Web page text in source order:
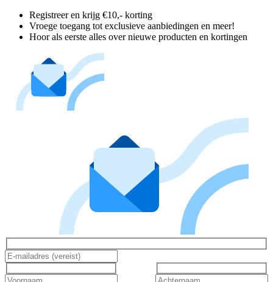
Registreer en krijg €10,- korting
Vroege toegang tot exclusieve aanbiedingen en meer!
Hoor als eerste alles over nieuwe producten en kortingen